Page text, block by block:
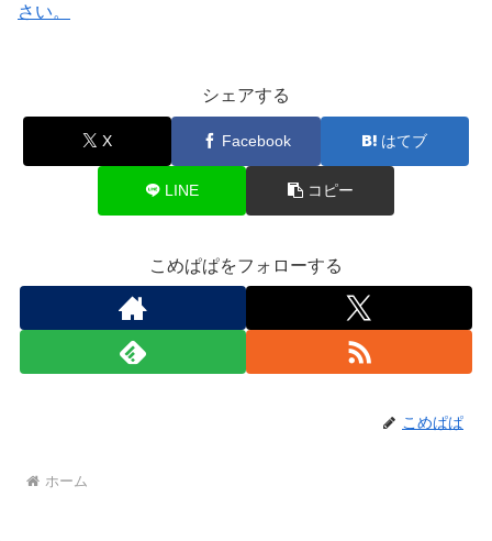
さい。
シェアする
X Facebook はてブ
LINE コピー
こめぱぱをフォローする
こめぱぱ
ホーム